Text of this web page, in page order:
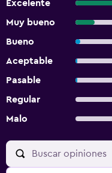
Excelente
Muy bueno
Bueno
Aceptable
Pasable
Regular
Malo